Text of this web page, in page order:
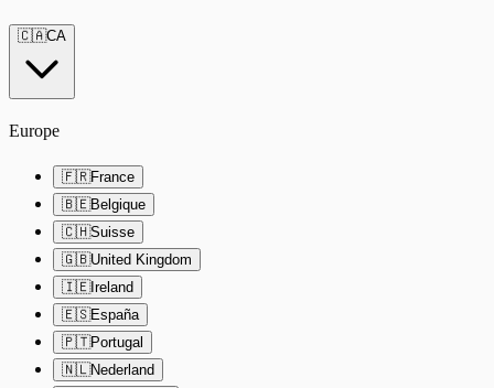
🇨🇦CA
Europe
🇫🇷France
🇧🇪Belgique
🇨🇭Suisse
🇬🇧United Kingdom
🇮🇪Ireland
🇪🇸España
🇵🇹Portugal
🇳🇱Nederland